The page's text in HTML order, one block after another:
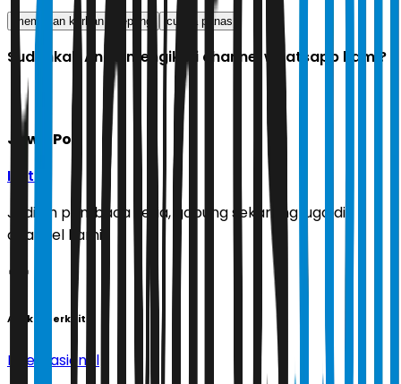
memakan korban jepang cuaca panas
Sudahkah Anda mengikuti channel whatsapp kami?
Jawa Pos
Ikuti
Jadilah pembaca setia, gabung sekarang juga di
channel kami!
Artikel Terkait
Internasional